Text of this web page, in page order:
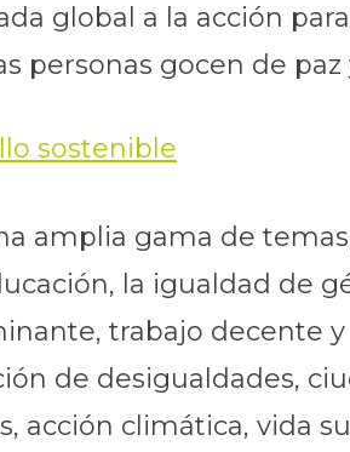
global a la acción
personas gocen de
amplia gama de
la igualdad de
trabajo decente
de desigualdades,
acción climática, vida